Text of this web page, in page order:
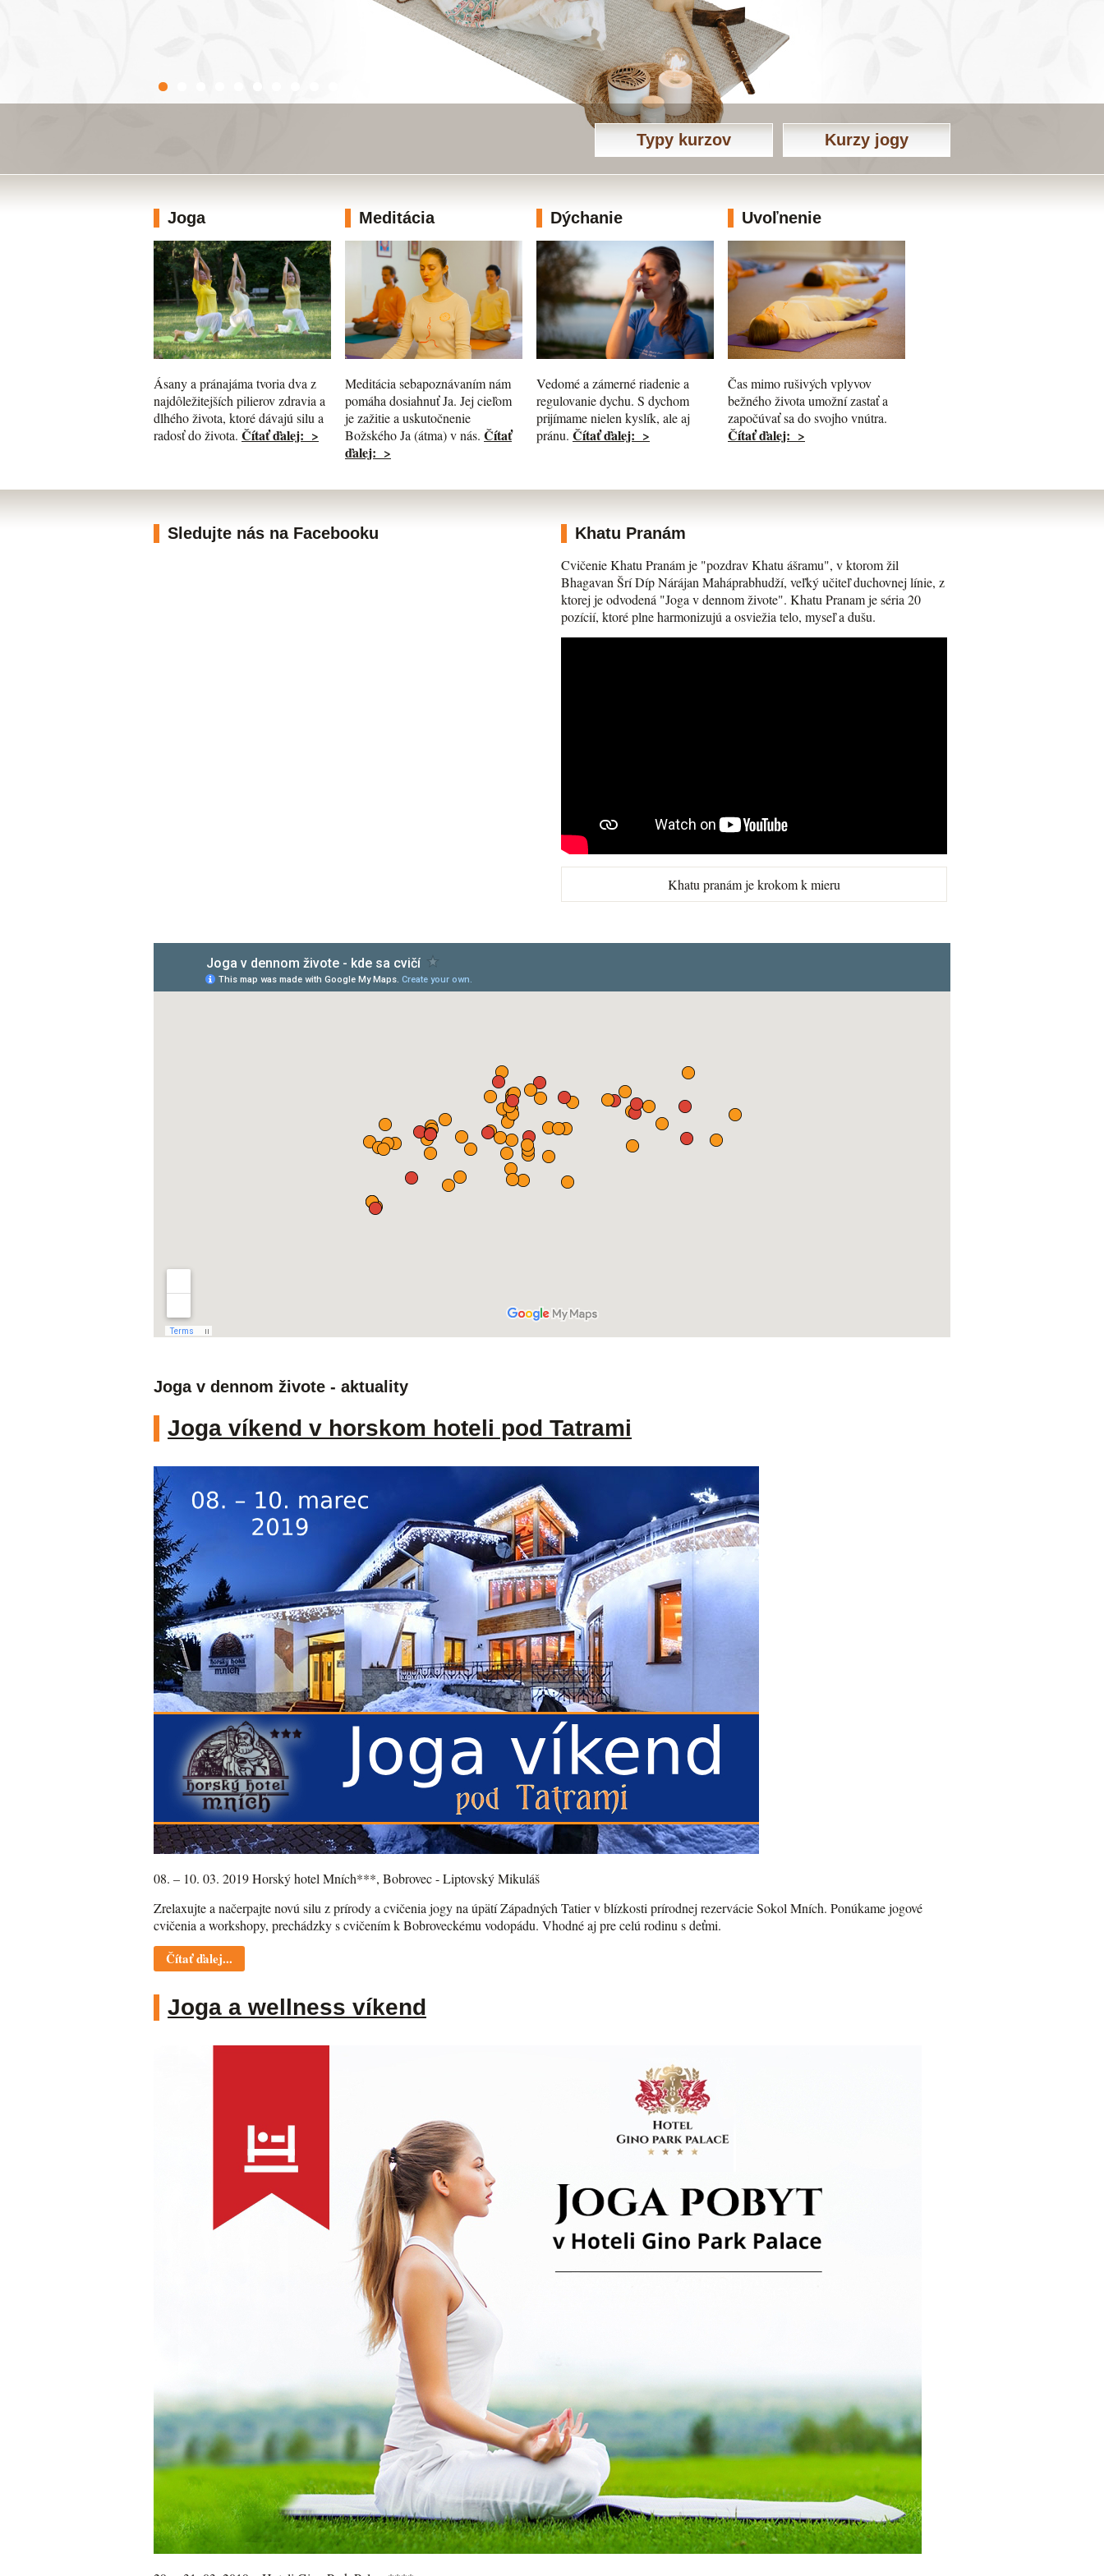
Typy kurzov Kurzy jogy
Joga
Ásany a pránajáma tvoria dva z
najdôležitejších pilierov zdravia a
dlhého života, ktoré dávajú silu a
radosť do života. Čítať ďalej: >
Meditácia
Meditácia sebapoznávaním nám
pomáha dosiahnuť Ja. Jej cieľom
je zažitie a uskutočnenie
Božského Ja (átma) v nás. Čítať
ďalej: >
Dýchanie
Vedomé a zámerné riadenie a
regulovanie dychu. S dychom
prijímame nielen kyslík, ale aj
pránu. Čítať ďalej: >
Uvoľnenie
Čas mimo rušivých vplyvov
bežného života umožní zastať a
započúvať sa do svojho vnútra.
Čítať ďalej: >
Sledujte nás na Facebooku Khatu Pranám
Cvičenie Khatu Pranám je "pozdrav Khatu ášramu", v ktorom žil
Bhagavan Šrí Díp Nárájan Maháprabhudží, veľký učiteľ duchovnej línie, z
ktorej je odvodená "Joga v dennom živote". Khatu Pranam je séria 20
pozícií, ktoré plne harmonizujú a osviežia telo, myseľ a dušu.
Khatu pranám je krokom k mieru
Joga v dennom živote - aktuality
Joga víkend v horskom hoteli pod Tatrami
08. – 10. 03. 2019 Horský hotel Mních***, Bobrovec - Liptovský Mikuláš
Zrelaxujte a načerpajte novú silu z prírody a cvičenia jogy na úpätí Západných Tatier v blízkosti prírodnej rezervácie Sokol Mních. Ponúkame jogové
cvičenia a workshopy, prechádzky s cvičením k Bobroveckému vodopádu. Vhodné aj pre celú rodinu s deťmi.
Čítať ďalej...
Joga a wellness víkend